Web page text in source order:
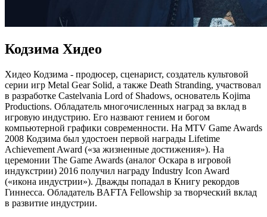
Кодзима Хидео
Хидео Кодзима - продюсер, сценарист, создатель культовой
серии игр Metal Gear Solid, а также Death Stranding, участвовал
в разработке Castelvania Lord of Shadows, основатель Kojima
Productions. Обладатель многочисленных наград за вклад в
игровую индустрию. Его назвают гением и богом
компьютерной графики современности. На MTV Game Awards
2008 Кодзима был удостоен первой награды Lifetime
Achievement Award («за жизненные достижения»). На
церемонии The Game Awards (аналог Оскара в игровой
индукстрии) 2016 получил награду Industry Icon Award
(«икона индустрии»). Дважды попадал в Книгу рекордов
Гиннесса. Обладатель BAFTA Fellowship за творческий вклад
в развитие индустрии.